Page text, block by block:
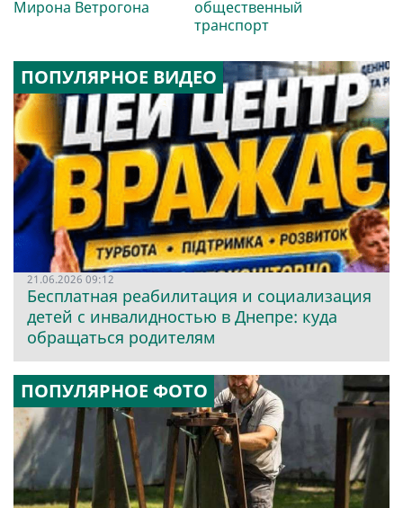
Мирона Ветрогона
общественный
транспорт
ПОПУЛЯРНОЕ ВИДЕО
21.06.2026 09:12
Бесплатная реабилитация и социализация
детей с инвалидностью в Днепре: куда
обращаться родителям
ПОПУЛЯРНОЕ ФОТО